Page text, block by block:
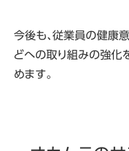
今後も、従業員の健康
どへの取り組みの強化
めます。